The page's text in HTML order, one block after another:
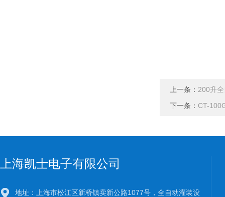
上一条： 200升
下一条： CT-
上海凯士电子有限公司
地址：上海市松江区新桥镇卖新公路1077号，全自动灌装设